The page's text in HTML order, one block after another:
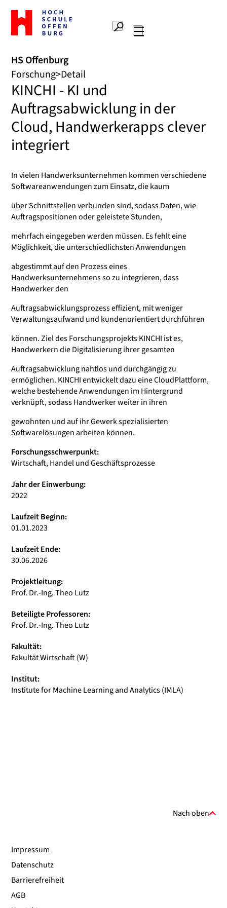
Zur
Startseite
Hochschule
Suche
HS Offenburg
Forschung Detail
KINCHI - KI und
Auftragsabwicklung in der
Cloud, Handwerkerapps clever
integriert
In vielen Handwerksunternehmen kommen verschiedene
Softwareanwendungen zum Einsatz, die kaum
über Schnittstellen verbunden sind, sodass Daten, wie
Auftragspositionen oder geleistete Stunden,
mehrfach eingegeben werden müssen. Es fehlt eine
Möglichkeit, die unterschiedlichsten Anwendungen
abgestimmt auf den Prozess eines
Handwerksunternehmens so zu integrieren, dass
Handwerker den
Auftragsabwicklungsprozess effizient, mit weniger
Verwaltungsaufwand und kundenorientiert durchführen
können. Ziel des Forschungsprojekts KINCHI ist es,
Handwerkern die Digitalisierung ihrer gesamten
Auftragsabwicklung nahtlos und durchgängig zu
ermöglichen. KINCHI entwickelt dazu eine CloudPlattform,
welche bestehende Anwendungen im Hintergrund
verknüpft, sodass Handwerker weiter in ihren
gewohnten und auf ihr Gewerk spezialisierten
Softwarelösungen arbeiten können.
Forschungsschwerpunkt:
Wirtschaft, Handel und Geschäftsprozesse
Jahr der Einwerbung:
2022
Laufzeit Beginn:
01.01.2023
Laufzeit Ende:
30.06.2026
Projektleitung:
Prof. Dr.-Ing. Theo Lutz
Beteiligte Professoren:
Prof. Dr.-Ing. Theo Lutz
Fakultät:
Fakultät Wirtschaft (W)
Institut:
Institute for Machine Learning and Analytics (IMLA)
Nach oben
Impressum
Datenschutz
Barrierefreiheit
AGB